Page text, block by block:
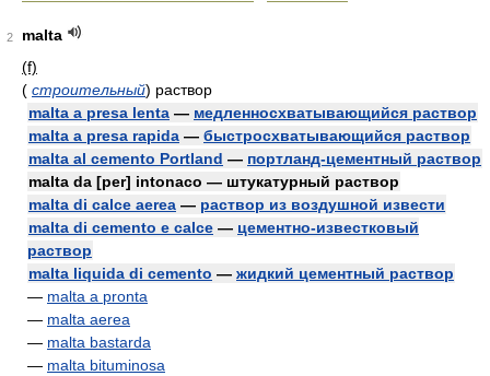
2
malta
(f)
( строительный) раствор
malta a presa lenta — медленносхватывающийся раствор
malta a presa rapida — быстросхватывающийся раствор
malta al cemento Portland — портланд-цементный раствор
malta da [per] intonaco — штукатурный раствор
malta di calce aerea — раствор из воздушной извести
malta di cemento e calce — цементно-известковый
раствор
malta liquida di cemento — жидкий цементный раствор
— malta a pronta
— malta aerea
— malta bastarda
— malta bituminosa